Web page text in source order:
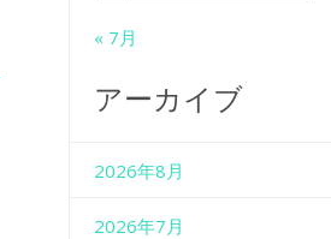
« 7月
アーカイブ
2026年8月
2026年7月